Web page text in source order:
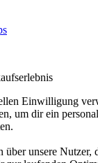
Einwilligung
um dir ein
über unsere Nutzer,